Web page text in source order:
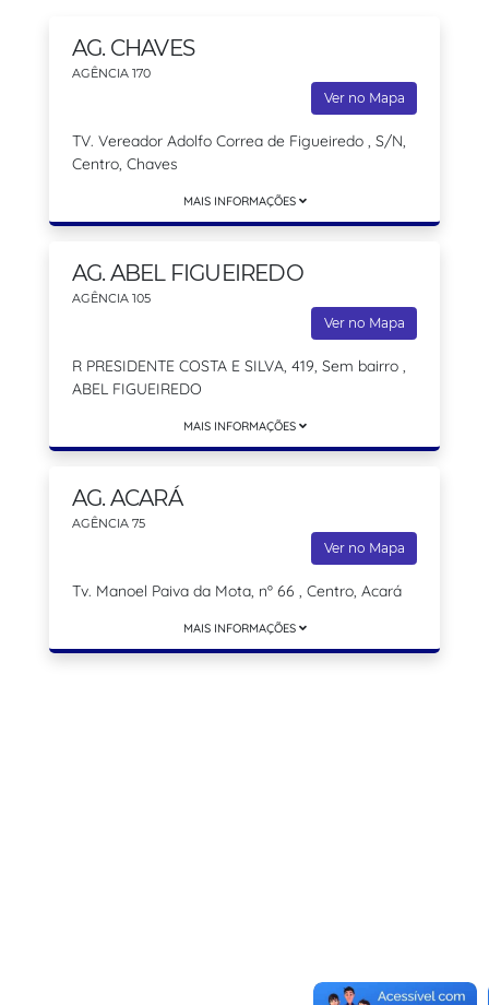
AG. CHAVES
AGÊNCIA 170
Ver no Mapa
TV. Vereador Adolfo Correa de Figueiredo , S/N,
Centro, Chaves
MAIS INFORMAÇÕES
AG. ABEL FIGUEIREDO
AGÊNCIA 105
Ver no Mapa
R PRESIDENTE COSTA E SILVA, 419, Sem bairro ,
ABEL FIGUEIREDO
MAIS INFORMAÇÕES
AG. ACARÁ
AGÊNCIA 75
Ver no Mapa
Tv. Manoel Paiva da Mota, nº 66 , Centro, Acará
MAIS INFORMAÇÕES